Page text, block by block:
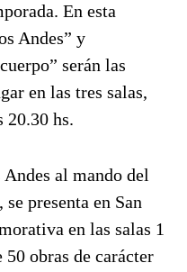
En esta
Andes” y
serán las
en las tres salas,
20.30 hs.
al mando del
presenta en San
en las salas 1
obras de carácter